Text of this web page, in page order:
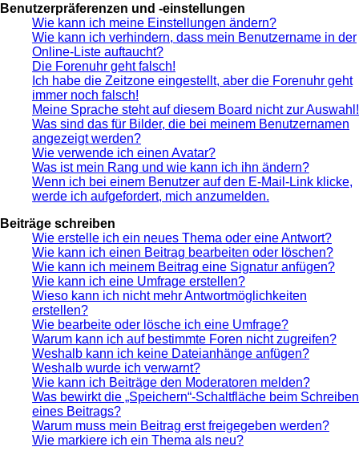
Benutzerpräferenzen und -einstellungen
Wie kann ich meine Einstellungen ändern?
Wie kann ich verhindern, dass mein Benutzername in der
Online-Liste auftaucht?
Die Forenuhr geht falsch!
Ich habe die Zeitzone eingestellt, aber die Forenuhr geht
immer noch falsch!
Meine Sprache steht auf diesem Board nicht zur Auswahl!
Was sind das für Bilder, die bei meinem Benutzernamen
angezeigt werden?
Wie verwende ich einen Avatar?
Was ist mein Rang und wie kann ich ihn ändern?
Wenn ich bei einem Benutzer auf den E-Mail-Link klicke,
werde ich aufgefordert, mich anzumelden.
Beiträge schreiben
Wie erstelle ich ein neues Thema oder eine Antwort?
Wie kann ich einen Beitrag bearbeiten oder löschen?
Wie kann ich meinem Beitrag eine Signatur anfügen?
Wie kann ich eine Umfrage erstellen?
Wieso kann ich nicht mehr Antwortmöglichkeiten
erstellen?
Wie bearbeite oder lösche ich eine Umfrage?
Warum kann ich auf bestimmte Foren nicht zugreifen?
Weshalb kann ich keine Dateianhänge anfügen?
Weshalb wurde ich verwarnt?
Wie kann ich Beiträge den Moderatoren melden?
Was bewirkt die „Speichern“-Schaltfläche beim Schreiben
eines Beitrags?
Warum muss mein Beitrag erst freigegeben werden?
Wie markiere ich ein Thema als neu?